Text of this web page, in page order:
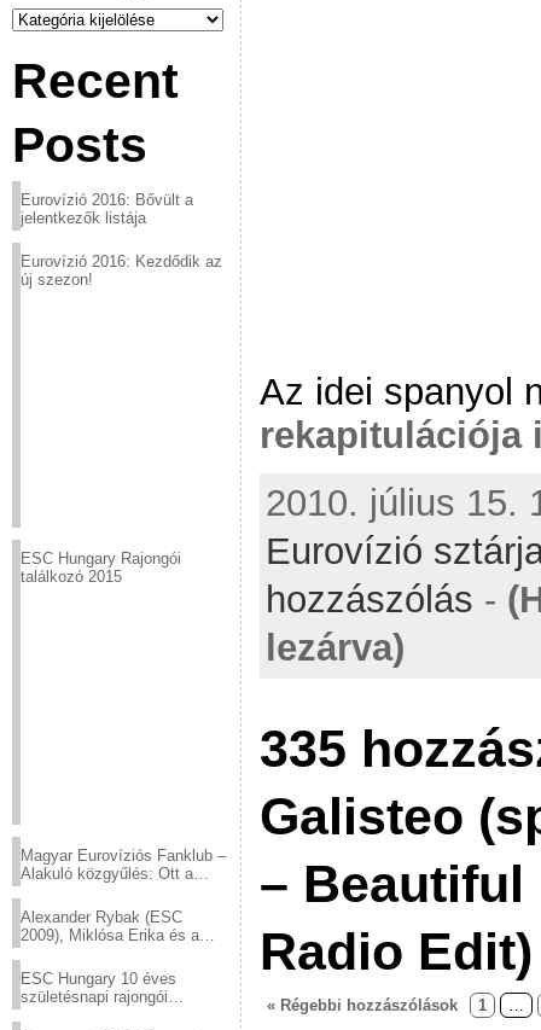
Kategóriák
Recent
Posts
Eurovízió 2016: Bővült a
jelentkezők listája
Eurovízió 2016: Kezdődik az
új szezon!
ESC Hungary Rajongói
találkozó 2015
Magyar Eurovíziós Fanklub –
Alakuló közgyűlés: Ott a
Alexander Rybak (ESC
2009), Miklósa Erika és a
sztárjai a Margitszigeten
ESC Hungary 10 éves
születésnapi rajongói
Az idei spanyol
rekapitulációja
2010. július 15.
Eurovízió
hozzászólás -
lezárva)
335
Galisteo
– Beautiful
Radio Edit)
« Régebbi hozzászólások 1 …